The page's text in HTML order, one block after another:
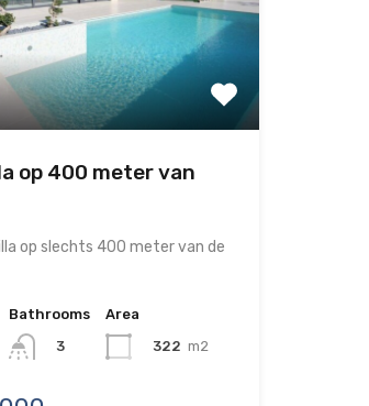
op 400 meter van
op slechts 400 meter van de
Bathrooms
3
Area
322 m2